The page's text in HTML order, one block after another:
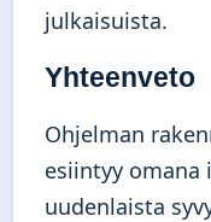
julkaisuista.
Yhteenveto
Ohjelman
esiintyy omana
uudenlaista